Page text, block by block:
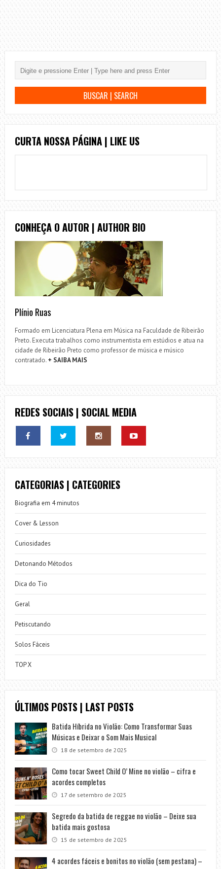
CURTA NOSSA PÁGINA | LIKE US
CONHEÇA O AUTOR | AUTHOR BIO
Plínio Ruas
Formado em Licenciatura Plena em Música na Faculdade de Ribeirão
Preto. Executa trabalhos como instrumentista em estúdios e atua na
cidade de Ribeirão Preto como professor de música e músico
contratado. + SAIBA MAIS
REDES SOCIAIS | SOCIAL MEDIA
CATEGORIAS | CATEGORIES
Biografia em 4 minutos
Cover & Lesson
Curiosidades
Detonando Métodos
Dica do Tio
Geral
Petiscutando
Solos Fáceis
TOP X
ÚLTIMOS POSTS | LAST POSTS
Batida Híbrida no Violão: Como Transformar Suas
Músicas e Deixar o Som Mais Musical
18 de setembro de 2025
Como tocar Sweet Child O’ Mine no violão – cifra e
acordes completos
17 de setembro de 2025
Segredo da batida de reggae no violão – Deixe sua
batida mais gostosa
15 de setembro de 2025
4 acordes fáceis e bonitos no violão (sem pestana) –